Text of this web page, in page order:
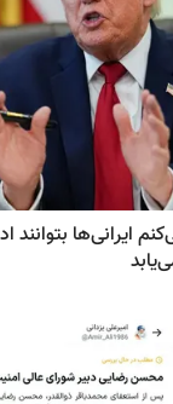
ایرانی‌ها بتوانند